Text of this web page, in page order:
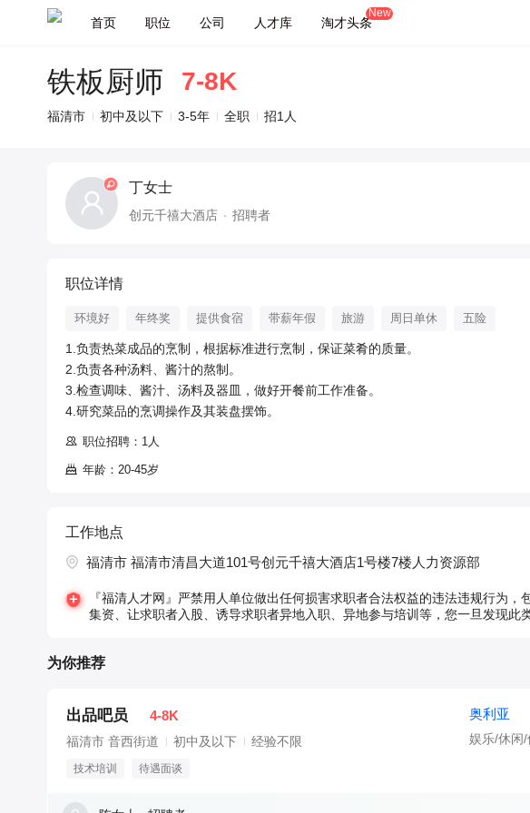
首页 职位 公司 人才库 淘才头条
New
铁板厨师 7-8K
福清市 初中及以下 3-5年 全职 招1人
丁女士
创元千禧大酒店 招聘者
职位详情
环境好 年终奖 提供食宿 带薪年假 旅游 周日单休 五险
1.负责热菜成品的烹制，根据标准进行烹制，保证菜肴的质量。
2.负责各种汤料、酱汁的熬制。
3.检查调味、酱汁、汤料及器皿，做好开餐前工作准备。
4.研究菜品的烹调操作及其装盘摆饰。
职位招聘：1人
年龄：20-45岁
工作地点
福清市 福清市清昌大道101号创元千禧大酒店1号楼7楼人力资源部
『福清人才网』严禁用人单位做出任何损害求职者合法权益的违法违规行为
集资、让求职者入股、诱导求职者异地入职、异地参与培训等，您一旦发现此
为你推荐
出品吧员 4-8K
福清市 音西街道 初中及以下 经验不限
技术培训 待遇面谈
奥利亚
娱乐/休闲/